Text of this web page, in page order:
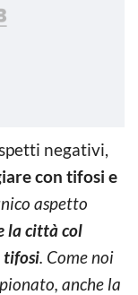
negativi,
con tifosi e
aspetto
la città col
tifosi. Come noi
anche la